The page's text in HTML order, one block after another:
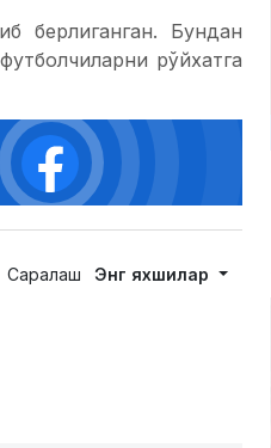
берлиганган. Бундан
рўйхатга
Саралаш Энг яхшилар